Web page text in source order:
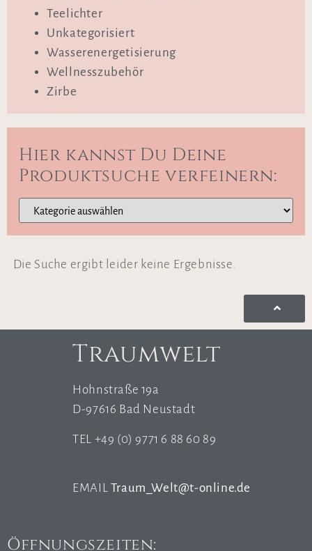
Teelichter
Unkategorisiert
Wasserenergetisierung
Wellnesszubehör
Zirbe
Hier kannst Du Deine
Produktsuche verfeinern:
Die Suche ergibt leider keine Ergebnisse.
Traumwelt
Hohnstraße 19a
D-97616 Bad Neustadt
TEL +49 (0) 9771 6 88 60 89
EMAIL Traum_Welt@t-online.de
Öffnungszeiten: